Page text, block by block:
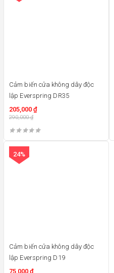
Cảm biến cửa không dây độc
lập Everspring DR35
205,000 ₫
290,000₫
24%
Cảm biến cửa không dây độc
lập Everspring D19
75,000 ₫